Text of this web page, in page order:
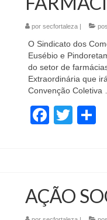
por secfortaleza|
O Sindicato dos
Eusébio e
do setor de
Extraordinária que
Convenção Coletiva
AÇÃO